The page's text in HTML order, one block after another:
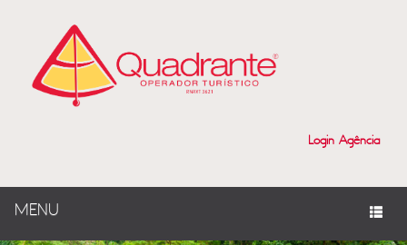
Login Agência
MENU